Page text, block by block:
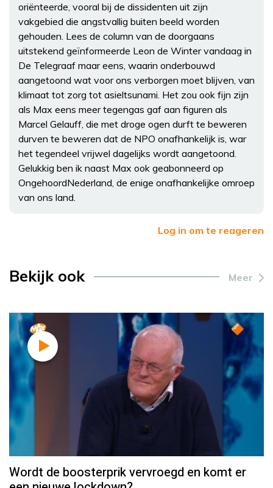
oriënteerde, vooral bij de dissidenten uit zijn
vakgebied die angstvallig buiten beeld worden
gehouden. Lees de column van de doorgaans
uitstekend geïnformeerde Leon de Winter vandaag in
De Telegraaf maar eens, waarin onderbouwd
aangetoond wat voor ons verborgen moet blijven, van
klimaat tot zorg tot asieltsunami. Het zou ook fijn zijn
als Max eens meer tegengas gaf aan figuren als
Marcel Gelauff, die met droge ogen durft te beweren
durven te beweren dat de NPO onafhankelijk is, war
het tegendeel vrijwel dagelijks wordt aangetoond.
Gelukkig ben ik naast Max ook geabonneerd op
OngehoordNederland, de enige onafhankelijke omroep
van ons land.
Log in om te reageren
Bekijk ook Meer
Wordt de boosterprik vervroegd en komt er